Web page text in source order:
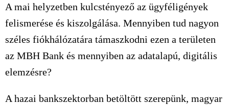
A mai helyzetben kulcstényező az ügyféligények
felismerése és kiszolgálása. Mennyiben tud nagyon
széles fiókhálózatára támaszkodni ezen a területen
az MBH Bank és mennyiben az adatalapú, digitális
elemzésre?
A hazai bankszektorban betöltött szerepünk, magyar